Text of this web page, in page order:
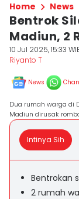
Home News
Bentrok
Madiun, 2
10 Jul 2025, 15:33
Riyanto T
News
Dua rumah warga di
Madiun dirusak
Intinya Sih
Bentrokan
2 rumah